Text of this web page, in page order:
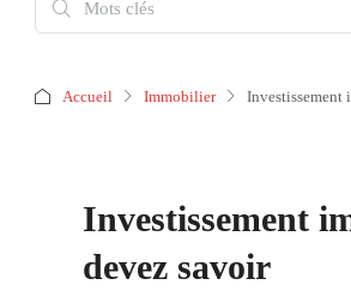
Accueil Immobilier Investissement
Investissement
devez savoir